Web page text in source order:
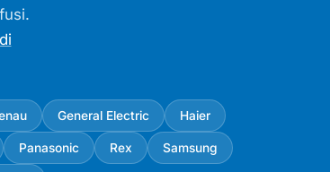
General Electric Haier
Panasonic Rex Samsung